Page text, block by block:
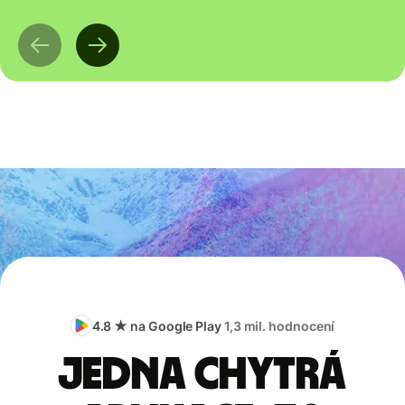
4.8 ★ na Google Play1,3 mil. hodnocení
Jedna chytrá